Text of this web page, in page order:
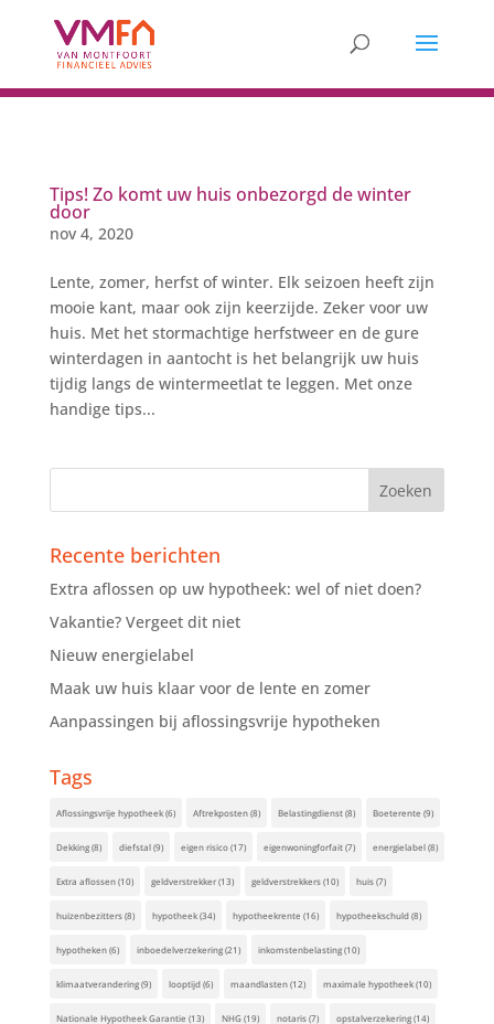
Tips! Zo komt uw huis onbezorgd de winter
door
nov 4, 2020
Lente, zomer, herfst of winter. Elk seizoen heeft zijn
mooie kant, maar ook zijn keerzijde. Zeker voor uw
huis. Met het stormachtige herfstweer en de gure
winterdagen in aantocht is het belangrijk uw huis
tijdig langs de wintermeetlat te leggen. Met onze
handige tips...
Recente berichten
Extra aflossen op uw hypotheek: wel of niet doen?
Vakantie? Vergeet dit niet
Nieuw energielabel
Maak uw huis klaar voor de lente en zomer
Aanpassingen bij aflossingsvrije hypotheken
Tags
Aflossingsvrije hypotheek(6) Aftrekposten(8) Belastingdienst(8) Boeterente (9)
Dekking(8) diefstal(9) eigen risico(17) eigenwoningforfait(7) energielabel(8)
Extra aflossen(10) geldverstrekker(13) geldverstrekkers(10) huis(7)
huizenbezitters(8) hypotheek(34) hypotheekrente (16) hypotheekschuld(8)
hypotheken(6) inboedelverzekering(21) inkomstenbelasting(10)
klimaatverandering(9) looptijd(6) maandlasten(12) maximale hypotheek(10)
Nationale Hypotheek Garantie (13) NHG(19) notaris(7) opstalverzekering(14)